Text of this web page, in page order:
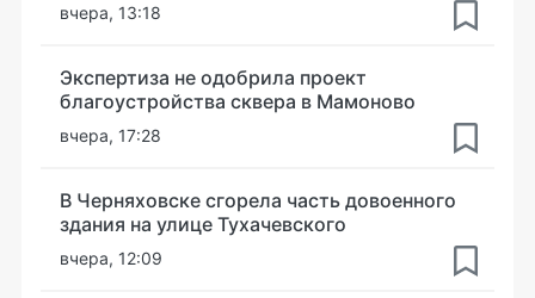
вчера, 13:18
Экспертиза не одобрила проект
благоустройства сквера в Мамоново
вчера, 17:28
В Черняховске сгорела часть довоенного
здания на улице Тухачевского
вчера, 12:09